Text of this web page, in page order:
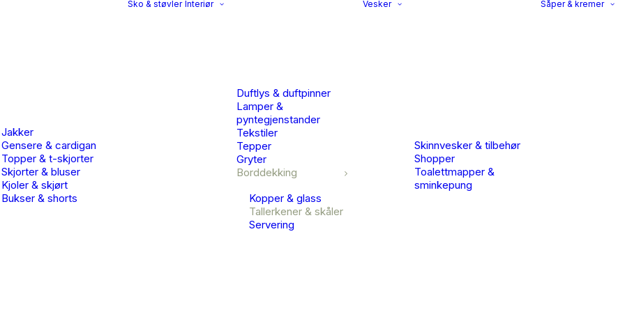
Jakker
Gensere & cardigan
Topper & t-skjorter
Skjorter & bluser
Kjoler & skjørt
Bukser & shorts
Sko & støvler Interiør
Duftlys & duftpinner
Lamper &
pyntegjenstander
Tekstiler
Tepper
Gryter
Borddekking
Kopper & glass
Tallerkener & skåler
Servering
Vesker
Skinnvesker & tilbehør
Shopper
Toalettmapper &
sminkepung
Såper & kremer